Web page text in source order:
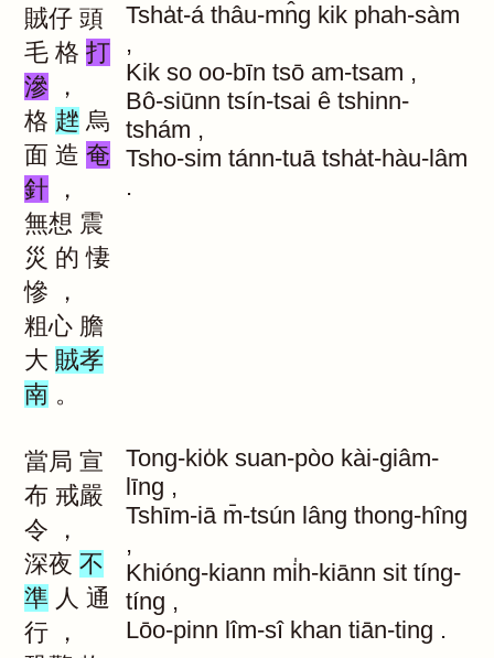
賊仔 頭
毛 格 打
滲
，
格 趖 烏
面 造 奄
針
，
無想 震
災 的 悽
慘
，
粗心 膽
大 賊孝
南 。
Tsha̍t-á thâu-mn̂g kik phah-sàm
,
Kik so oo-bīn tsō am-tsam ,
Bô-siūnn tsín-tsai ê tshinn-
tshám ,
Tsho-sim tánn-tuā tsha̍t-hàu-lâm
.
當局 宣
布 戒嚴
令
，
深夜 不
準 人 通
行
，
Tong-kio̍k suan-pòo kài-giâm-
līng ,
Tshīm-iā m̄-tsún lâng thong-hîng
,
Khióng-kiann mi̍h-kiānn sit tíng-
tíng ,
Lōo-pinn lîm-sî khan tiān-ting .